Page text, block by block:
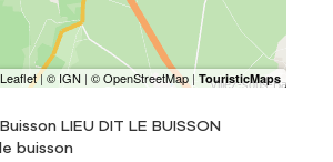
LIEU DIT LE BUISSON
buisson